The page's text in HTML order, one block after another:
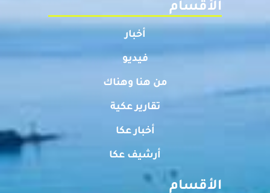
الأقسام
أخبار
فيديو
من هنا وهناك
تقارير عكية
أخبار عكا
أرشيف عكا
الأقسام